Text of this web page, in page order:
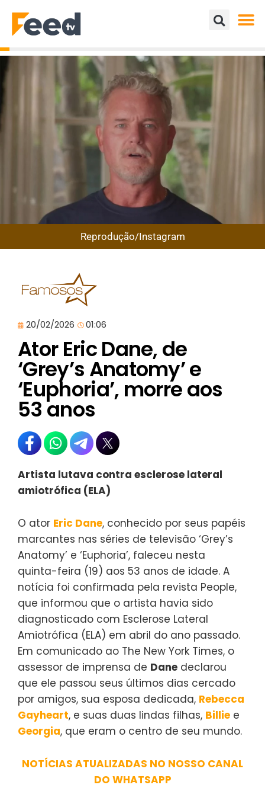
Reprodução/Instagram
20/02/2026 01:06
Ator Eric Dane, de
‘Grey’s Anatomy’ e
‘Euphoria’, morre aos
53 anos
Artista lutava contra esclerose lateral
amiotrófica (ELA)
O ator Eric Dane, conhecido por seus papéis
marcantes nas séries de televisão ‘Grey’s
Anatomy’ e ‘Euphoria’, faleceu nesta
quinta-feira (19) aos 53 anos de idade. A
notícia foi confirmada pela revista People,
que informou que o artista havia sido
diagnosticado com Esclerose Lateral
Amiotrófica (ELA) em abril do ano passado.
Em comunicado ao The New York Times, o
assessor de imprensa de Dane declarou
que ele passou seus últimos dias cercado
por amigos, sua esposa dedicada, Rebecca
Gayheart, e suas duas lindas filhas, Billie e
Georgia, que eram o centro de seu mundo.
NOTÍCIAS ATUALIZADAS NO NOSSO CANAL
DO WHATSAPP